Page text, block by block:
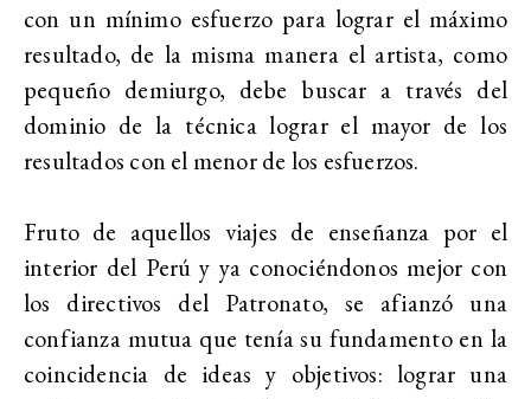
con un mínimo esfuerzo para lograr el máximo
resultado, de la misma manera el artista, como
pequeño demiurgo, debe buscar a través del
dominio de la técnica lograr el mayor de los
resultados con el menor de los esfuerzos.
Fruto de aquellos viajes de enseñanza por el
interior del Perú y ya conociéndonos mejor con
los directivos del Patronato, se afianzó una
confianza mutua que tenía su fundamento en la
coincidencia de ideas y objetivos: lograr una